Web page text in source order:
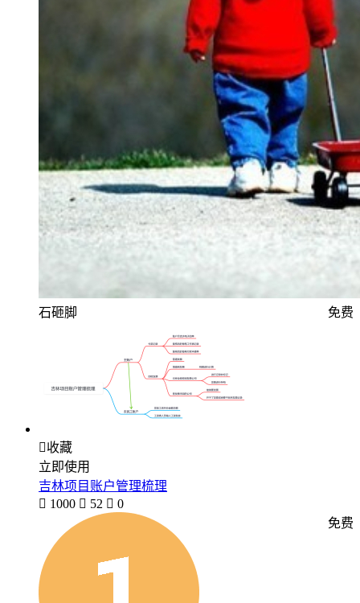
石砸脚 免费
收藏
立即使用
吉林项目账户管理梳理
 1000  52  0
免费